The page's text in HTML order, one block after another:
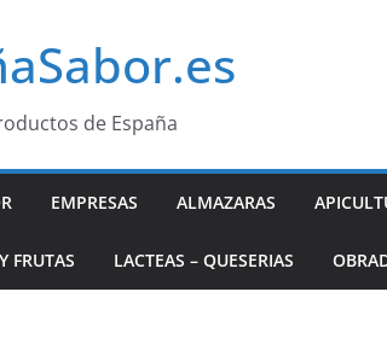
de España
EMPRESAS ALMAZARAS
FRUTAS LACTEAS – QUESERIAS